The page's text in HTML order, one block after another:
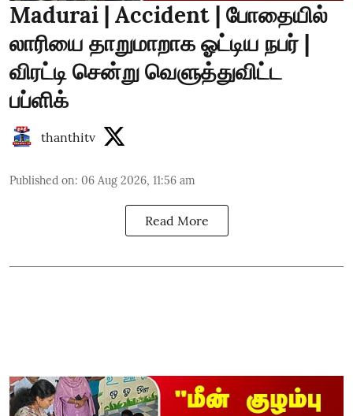
Madurai | Accident | போதையில்
லாரியை தாறுமாறாக ஓட்டிய நபர் |
விரட்டி சென்று வெளுத்துவிட்ட
பப்ளிக்
thanthitv
Published on: 06 Aug 2026, 11:56 am
Read More